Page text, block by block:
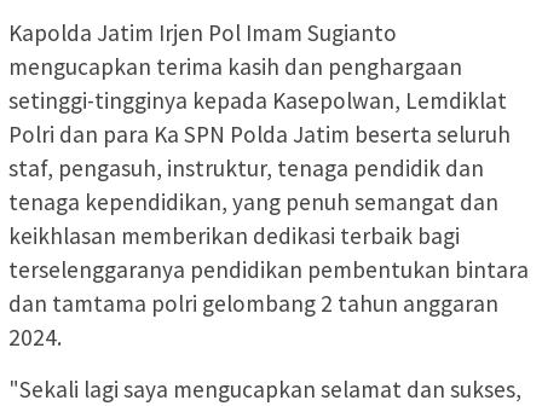
Kapolda Jatim Irjen Pol Imam Sugianto
mengucapkan terima kasih dan penghargaan
setinggi-tingginya kepada Kasepolwan, Lemdiklat
Polri dan para Ka SPN Polda Jatim beserta seluruh
staf, pengasuh, instruktur, tenaga pendidik dan
tenaga kependidikan, yang penuh semangat dan
keikhlasan memberikan dedikasi terbaik bagi
terselenggaranya pendidikan pembentukan bintara
dan tamtama polri gelombang 2 tahun anggaran
2024.
"Sekali lagi saya mengucapkan selamat dan sukses,